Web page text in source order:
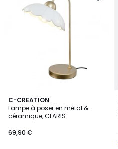
C-CREATION
Lampe à poser en métal &
céramique, CLARIS
69,90 €
5
/
5
3
Couleurs